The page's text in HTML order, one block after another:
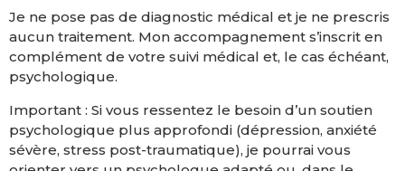
Je ne pose pas de diagnostic médical et je ne prescris
aucun traitement. Mon accompagnement s’inscrit en
complément de votre suivi médical et, le cas échéant,
psychologique.
Important : Si vous ressentez le besoin d’un soutien
psychologique plus approfondi (dépression, anxiété
sévère, stress post-traumatique), je pourrai vous